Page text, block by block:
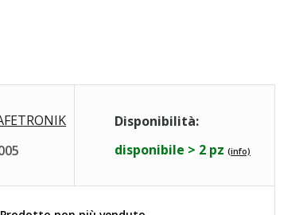
Disponibilità:
disponibile > 2 pz (info)